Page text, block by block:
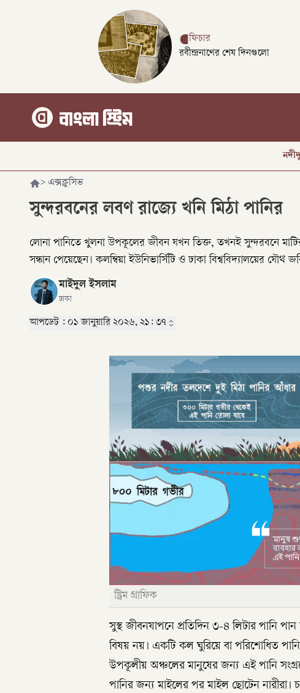
ফিচার
রবীন্দ্রনাথের শেষ দিনগুলো
> এক্সক্লুসিভ
সুন্দরবনের লবণ রাজ্যে খনি মিঠা পানির
লোনা পানিতে খুলনা উপকূলের জীবন যখন তিক্ত, তখনই সুন্দরবনে মাটির
সন্ধান পেয়েছেন। কলম্বিয়া ইউনিভার্সিটি ও ঢাকা বিশ্ববিদ্যালয়ের
মাইদুল ইসলাম
ঢাকা
আপডেট : ০১ জানুয়ারি ২০২৬, ২১: ৩৭
স্ট্রিম গ্রাফিক
সুস্থ জীবনযাপনে প্রতিদিন ৩-৪ লিটার পানি
বিষয় নয়। একটি কল ঘুরিয়ে বা পরিশোধিত
উপকূলীয় অঞ্চলের মানুষের জন্য এই পানি
পানির জন্য মাইলের পর মাইল ছোটেন